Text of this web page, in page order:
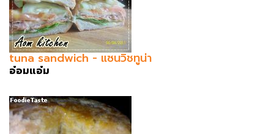
tuna sandwich - แซนวิชทูน่า
อ๋อมแอ๋ม